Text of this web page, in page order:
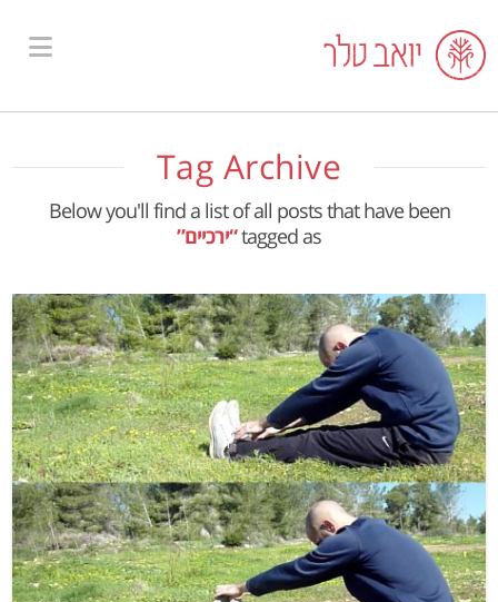
Tag Archive
Below you'll find a list of all posts that have been
tagged as“ירכיים”